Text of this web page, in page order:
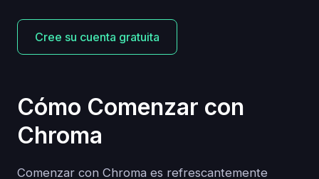
Cree su cuenta gratuita
Cómo Comenzar con
Chroma
Comenzar con Chroma es refrescantemente